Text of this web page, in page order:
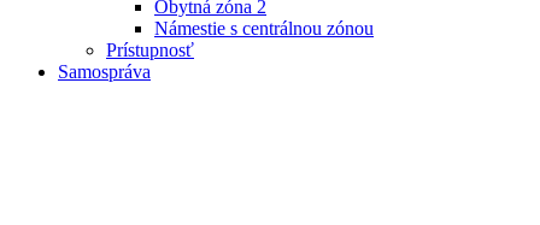
Obytná zóna 2
Námestie s centrálnou zónou
Prístupnosť
Samospráva